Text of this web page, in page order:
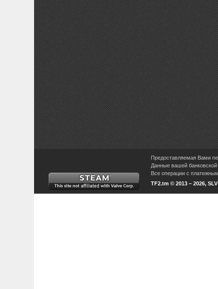
Предоставляемая Вами
Данные вашей
Все операции с
TF2.tm © 2013 – 2026,